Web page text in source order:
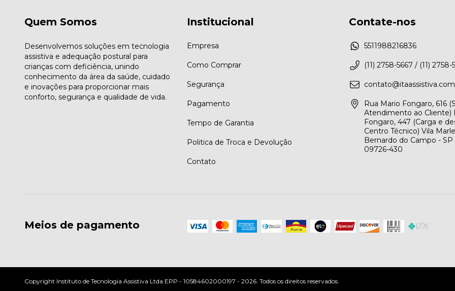
Quem Somos
Desenvolvemos soluções em tecnologia
assistiva e adequação postural para
crianças com deficiência, unindo
conhecimento da área da saúde, cuidado
e inovações para proporcionar mais
conforto, segurança e qualidade de vida.
Institucional
Empresa
Como Comprar
Segurança
Pagamento
Tempo de Garantia
Politica de Troca e Devolução
Contato
Contate-nos
5511988216836
(11) 2758-5667 / (11) 2758-
Rua Mario Fongaro, 616
Atendimento ao Cliente)
Fongaro, 447 (Carga e
Centro Técnico) Vila
Bernardo do Campo - SP
09726-430
Meios de pagamento
Copyright Instituto de Tecnologia Assistiva Ltda EPP - 10584602000197 - 2026. Todos os direitos reservados.